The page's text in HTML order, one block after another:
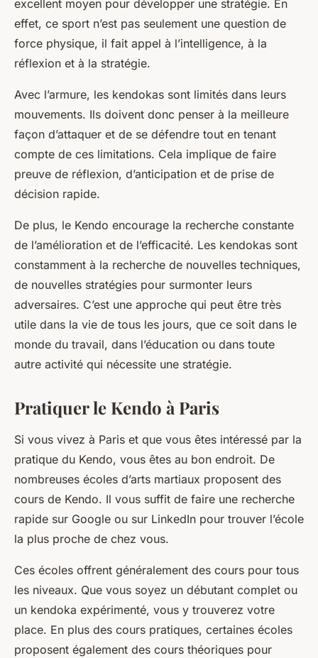
excellent moyen pour développer une stratégie. En
effet, ce sport n’est pas seulement une question de
force physique, il fait appel à l’intelligence, à la
réflexion et à la stratégie.
Avec l’armure, les kendokas sont limités dans leurs
mouvements. Ils doivent donc penser à la meilleure
façon d’attaquer et de se défendre tout en tenant
compte de ces limitations. Cela implique de faire
preuve de réflexion, d’anticipation et de prise de
décision rapide.
De plus, le Kendo encourage la recherche constante
de l’amélioration et de l’efficacité. Les kendokas sont
constamment à la recherche de nouvelles techniques,
de nouvelles stratégies pour surmonter leurs
adversaires. C’est une approche qui peut être très
utile dans la vie de tous les jours, que ce soit dans le
monde du travail, dans l’éducation ou dans toute
autre activité qui nécessite une stratégie.
Pratiquer le Kendo à Paris
Si vous vivez à Paris et que vous êtes intéressé par la
pratique du Kendo, vous êtes au bon endroit. De
nombreuses écoles d’arts martiaux proposent des
cours de Kendo. Il vous suffit de faire une recherche
rapide sur Google ou sur LinkedIn pour trouver l’école
la plus proche de chez vous.
Ces écoles offrent généralement des cours pour tous
les niveaux. Que vous soyez un débutant complet ou
un kendoka expérimenté, vous y trouverez votre
place. En plus des cours pratiques, certaines écoles
proposent également des cours théoriques pour